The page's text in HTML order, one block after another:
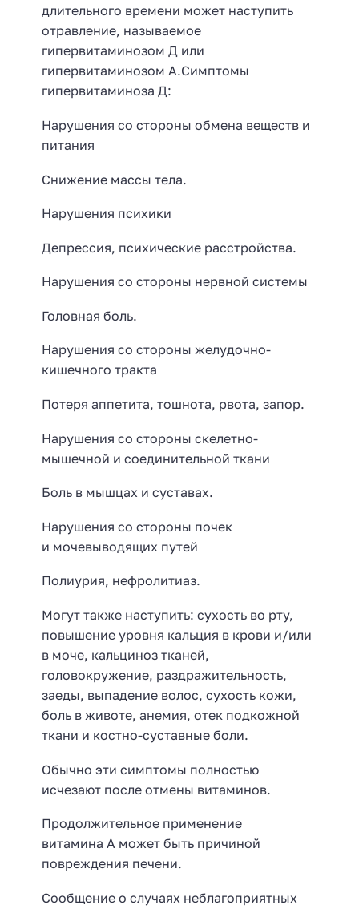
длительного времени может наступить
отравление, называемое
гипервитаминозом Д или
гипервитаминозом А.Симптомы
гипервитаминоза Д:
Нарушения со стороны обмена веществ и
питания
Снижение массы тела.
Нарушения психики
Депрессия, психические расстройства.
Нарушения со стороны нервной системы
Головная боль.
Нарушения со стороны желудочно-
кишечного тракта
Потеря аппетита, тошнота, рвота, запор.
Нарушения со стороны скелетно-
мышечной и соединительной ткани
Боль в мышцах и суставах.
Нарушения со стороны почек
и мочевыводящих путей
Полиурия, нефролитиаз.
Могут также наступить: сухость во рту,
повышение уровня кальция в крови и/или
в моче, кальциноз тканей,
головокружение, раздражительность,
заеды, выпадение волос, сухость кожи,
боль в животе, анемия, отек подкожной
ткани и костно-суставные боли.
Обычно эти симптомы полностью
исчезают после отмены витаминов.
Продолжительное применение
витамина А может быть причиной
повреждения печени.
Сообщение о случаях неблагоприятных